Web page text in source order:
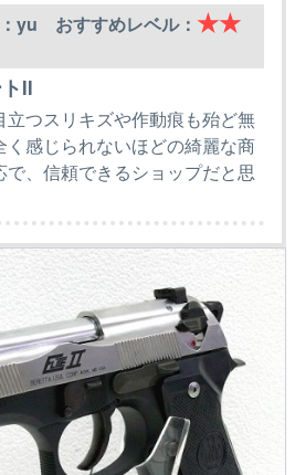
yu おすすめレベル： ★★
Ⅱ
つスリキズや作動痕も殆ど無
く感じられないほどの綺麗な商
、信頼できるショップだと思